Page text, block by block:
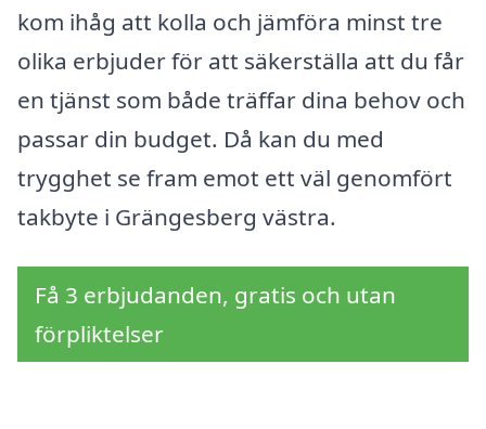
kom ihåg att kolla och jämföra minst tre
olika erbjuder för att säkerställa att du får
en tjänst som både träffar dina behov och
passar din budget. Då kan du med
trygghet se fram emot ett väl genomfört
takbyte i Grängesberg västra.
Få 3 erbjudanden, gratis och utan
förpliktelser